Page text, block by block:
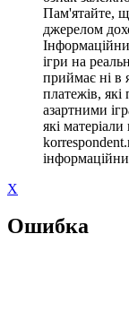
Пам'ятайте,
джерелом
ігри на
приймає ні в
платежів, які
азартними
які
X
Ошибка